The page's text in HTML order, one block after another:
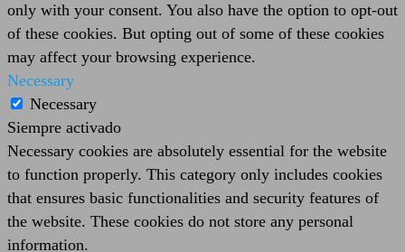
only with your consent. You also have the option to opt-out
of these cookies. But opting out of some of these cookies
may affect your browsing experience.
Necessary
Necessary
Siempre activado
Necessary cookies are absolutely essential for the website
to function properly. This category only includes cookies
that ensures basic functionalities and security features of
the website. These cookies do not store any personal
information.